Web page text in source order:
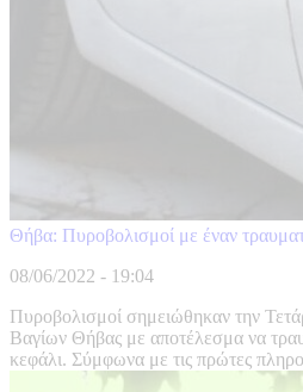
Θήβα: Πυροβολισμοί με έναν
08/06/2022 - 19:04
Πυροβολισμοί σημειώθηκαν την
Βαγίων Θήβας με αποτέλεσμα να
κεφάλι. Σύμφωνα με τις πρώτες